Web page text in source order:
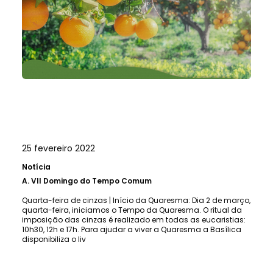
25 fevereiro 2022
Notícia
A.VII Domingo do Tempo Comum
Quarta-feira de cinzas | Início da Quaresma: Dia 2 de março,
quarta-feira, iniciamos o Tempo da Quaresma. O ritual da
imposição das cinzas é realizado em todas as eucaristias:
10h30, 12h e 17h. Para ajudar a viver a Quaresma a Basílica
disponibiliza o liv